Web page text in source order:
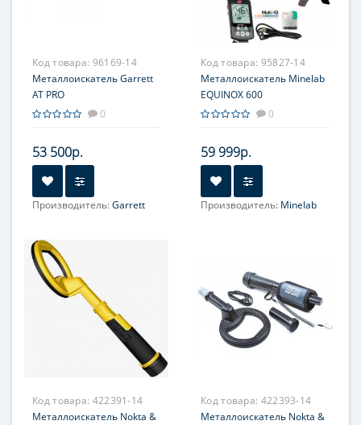
Код товара: 96169-14
Металлоискатель Garrett
AT PRO
0
53 500р.
Производитель:Garrett
Код товара: 95827-14
Металлоискатель Minelab
EQUINOX 600
0
59 999р.
Производитель: Minelab
Код товара: 422391-14
Металлоискатель Nokta &
Код товара: 422393-14
Металлоискатель Nokta &